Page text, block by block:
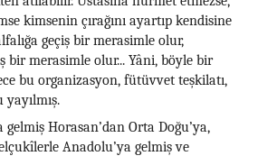
kimsenin çırağını ayartıp kendisine
geçiş bir merasimle olur,
bir merasimle olur... Yâni, böyle bir
bu organizasyon, fütüvvet teşkilatı,
Horasan’dan Orta Doğu’ya,
Anadolu’ya gelmiş ve